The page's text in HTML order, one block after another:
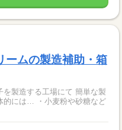
ームの製造補助・箱
製造する工場にて 簡単な製